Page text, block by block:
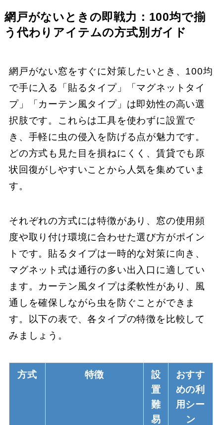
網戸がないときの即戦力：100均で揃
う代わりアイテムの方式別ガイド
網戸がない窓をすぐに対策したいとき、100均
で手に入る「貼るタイプ」「マグネットタイ
プ」「カーテン風タイプ」は即効性の高い選
択肢です。これらは工具を使わずに設置で
き、手軽に虫の侵入を防げる点が魅力です。
どの方式も見た目を損ねにくく、賃貸でも原
状回復がしやすいことから人気を集めていま
す。
それぞれの方式には特徴があり、窓の使用頻
度や取り付け環境に合わせた選び方がポイン
トです。貼るタイプは一時的な対策に向き、
マグネット式は通行の多い出入口に適してい
ます。カーテン風タイプは柔軟性があり、風
通しを確保しながら虫を防ぐことができま
す。以下の表で、各タイプの特徴を比較して
みましょう。
方式 特徴
設
置
難
易
おすす
めの利
用シー
ン